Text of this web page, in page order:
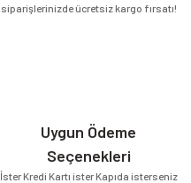
siparişlerinizde ücretsiz kargo fırsatı!
Uygun Ödeme
Seçenekleri
İster Kredi Kartı ister Kapıda isterseniz